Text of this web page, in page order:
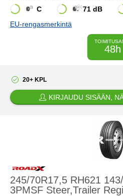
C 71 dB
EU-rengasmerkintä
48h
20+ KPL
KIRJAUDU SISÄÄN,
245/70R17,5 RH621
3PMSF Steer,Trailer